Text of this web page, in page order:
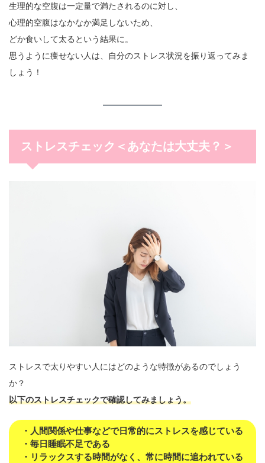
生理的な空腹は一定量で満たされるのに対し、
心理的空腹はなかなか満足しないため、
どか食いして太るという結果に。
思うように痩せない人は、自分のストレス状況を振り返ってみま
しょう！
ストレスチェック＜あなたは大丈夫？＞
ストレスで太りやすい人にはどのような特徴があるのでしょう
か？
以下のストレスチェックで確認してみましょう。
・人間関係や仕事などで日常的にストレスを感じている
・毎日睡眠不足である
・リラックスする時間がなく、常に時間に追われている